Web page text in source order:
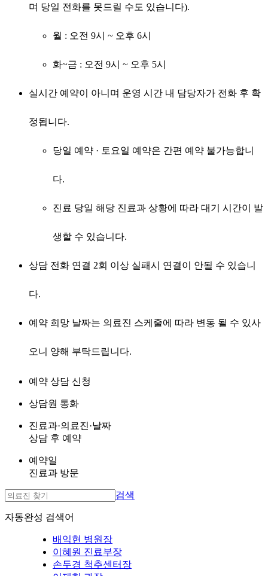
며 당일 전화를 못드릴 수도 있습니다).
월 : 오전 9시 ~ 오후 6시
화~금 : 오전 9시 ~ 오후 5시
실시간 예약이 아니며 운영 시간 내 담당자가 전화 후 확
정됩니다.
당일 예약 · 토요일 예약은 간편 예약 불가능합니
다.
진료 당일 해당 진료과 상황에 따라 대기 시간이 발
생할 수 있습니다.
상담 전화 연결 2회 이상 실패시 연결이 안될 수 있습니
다.
예약 희망 날짜는 의료진 스케줄에 따라 변동 될 수 있사
오니 양해 부탁드립니다.
예약 상담 신청
상담원 통화
진료과·의료진·날짜
상담 후 예약
예약일
진료과 방문
검색
자동완성 검색어
배익현 병원장
이혜원 진료부장
손두경 척추센터장